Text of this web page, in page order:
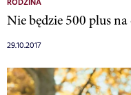
RODZINA
Nie będzie 500 plus
29.10.2017